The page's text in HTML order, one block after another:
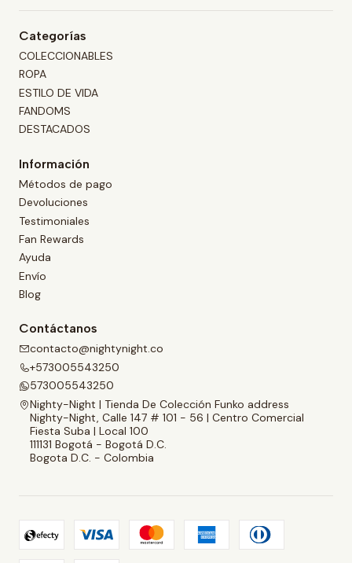
Categorías
COLECCIONABLES
ROPA
ESTILO DE VIDA
FANDOMS
DESTACADOS
Información
Métodos de pago
Devoluciones
Testimoniales
Fan Rewards
Ayuda
Envío
Blog
Contáctanos
contacto@nightynight.co
+573005543250
573005543250
Nighty-Night | Tienda De Colección Funko address
Nighty-Night, Calle 147 # 101 - 56 | Centro Comercial
Fiesta Suba | Local 100
111131 Bogotá - Bogotá D.C.
Bogota D.C. - Colombia